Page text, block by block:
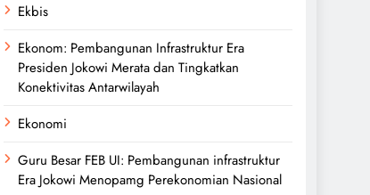
Ekbis
Ekonom: Pembangunan Infrastruktur Era
Presiden Jokowi Merata dan Tingkatkan
Konektivitas Antarwilayah
Ekonomi
Guru Besar FEB UI: Pembangunan infrastruktur
Era Jokowi Menopamg Perekonomian Nasional